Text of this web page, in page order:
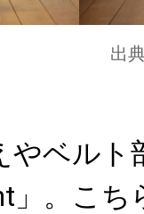
出
やベルト
」。こち